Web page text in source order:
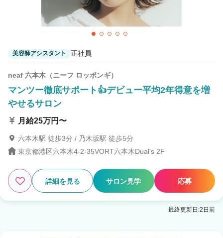
ワンステップ 千葉店
千葉駅 徒歩5分
ワンステップ 横浜店
横浜駅 徒歩4分
美容師アシスタント 正社員
neaf 六本木（ニーフ ロッポンギ）
マンツー徹底サポート👍デビュー平均2年得意を増
やせるサロン
月給25万円〜
六本木駅 徒歩3分 / 乃木坂駅 徒歩5分
東京都港区六本木4-2-35VORT六本木Dual's 2F
詳細を見る サロン見学 応募
最終更新日:2日前